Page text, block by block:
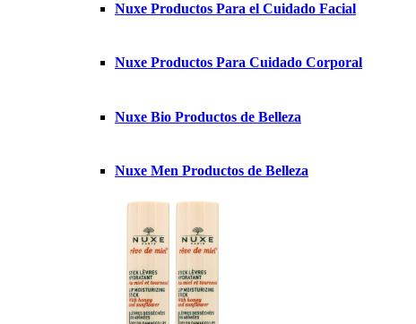
Nuxe Productos Para el Cuidado Facial
Nuxe Productos Para Cuidado Corporal
Nuxe Bio Productos de Belleza
Nuxe Men Productos de Belleza